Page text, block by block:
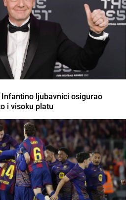
Infantino ljubavnici osigurao
i visoku platu